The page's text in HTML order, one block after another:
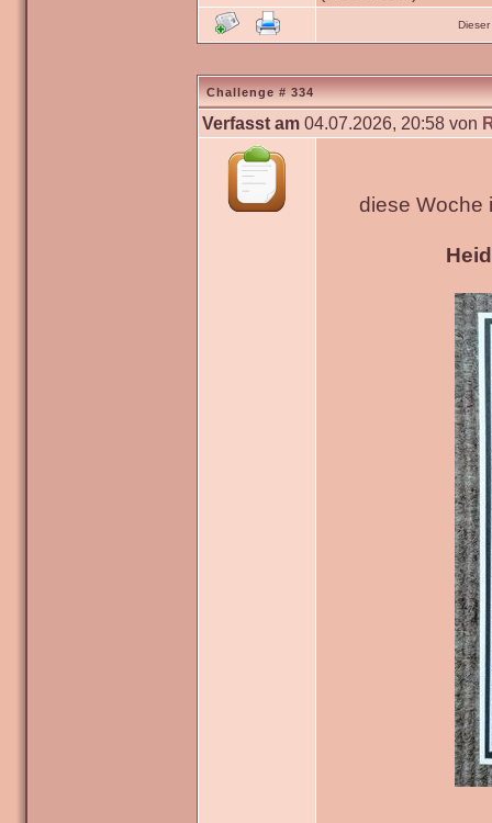
Challenge # 334
Verfasst am 04.07.2026, 20:58 von
diese Woche